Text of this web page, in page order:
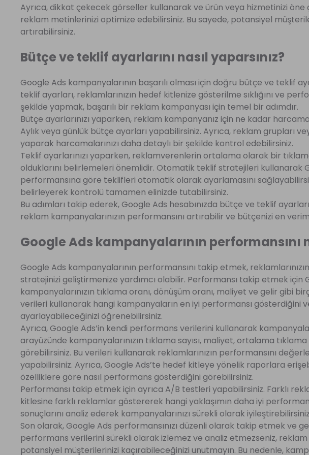
Ayrıca, dikkat çekecek görseller kullanarak ve ürün veya hizmetinizi
reklam metinlerinizi optimize edebilirsiniz. Bu sayede, potansiyel
artırabilirsiniz.
Bütçe ve teklif ayarlarını nasıl yaparsınız?
Google Ads kampanyalarının başarılı olması için doğru bütçe ve teklif
teklif ayarları, reklamlarınızın hedef kitlenize gösterilme sıklığını ve
şekilde yapmak, başarılı bir reklam kampanyası için temel bir adımdır.
Bütçe ayarlarınızı yaparken, reklam kampanyanız için ne kadar
Aylık veya günlük bütçe ayarları yapabilirsiniz. Ayrıca, reklam grupları
yaparak harcamalarınızı daha detaylı bir şekilde kontrol edebilirsiniz.
Teklif ayarlarınızı yaparken, reklamverenlerin ortalama olarak bir
olduklarını belirlemeleri önemlidir. Otomatik teklif stratejileri kullanarak
performansına göre teklifleri otomatik olarak ayarlamasını
belirleyerek kontrolü tamamen elinizde tutabilirsiniz.
Bu adımları takip ederek, Google Ads hesabınızda bütçe ve teklif
reklam kampanyalarınızın performansını artırabilir ve bütçenizi en
Google Ads kampanyalarının performansını
Google Ads kampanyalarının performansını takip etmek,
stratejinizi geliştirmenize yardımcı olabilir. Performansı takip etmek
kampanyalarınızın tıklama oranı, dönüşüm oranı, maliyet ve gelir gibi
verileri kullanarak hangi kampanyaların en iyi performansı gösterdiğini
ayarlayabileceğinizi öğrenebilirsiniz.
Ayrıca, Google Ads’in kendi performans verilerini kullanarak
arayüzünde kampanyalarınızın tıklama sayısı, maliyet, ortalama
görebilirsiniz. Bu verileri kullanarak reklamlarınızın performansını
yapabilirsiniz. Ayrıca, Google Ads’te hedef kitleye yönelik raporlara
özelliklere göre nasıl performans gösterdiğini görebilirsiniz.
Performansı takip etmek için ayrıca A/B testleri yapabilirsiniz. Farklı
kitlesine farklı reklamlar göstererek hangi yaklaşımın daha iyi
sonuçlarını analiz ederek kampanyalarınızı sürekli olarak
Son olarak, Google Ads performansınızı düzenli olarak takip etmek ve
performans verilerini sürekli olarak izlemez ve analiz etmezseniz,
potansiyel müşterilerinizi kaçırabileceğinizi unutmayın. Bu nedenle,